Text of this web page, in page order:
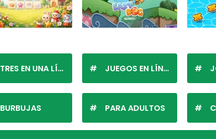
TRES EN UNA LÍNEA
BURBUJAS
JUEGOS EN LÍNEA
PARA ADULTOS